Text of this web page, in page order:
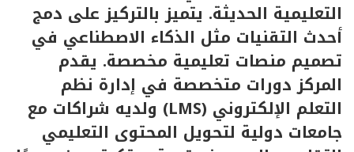
التعليمية الحديثة. يتميز بالتركيز على دمج
أحدث التقنيات مثل الذكاء الاصطناعي في
تصميم منصات تعليمية مخصصة. يقدم
المركز دورات متخصصة في إدارة نظم
التعلم الإلكتروني (LMS) ولديه شراكات مع
جامعات دولية لتحويل المحتوى التعليمي